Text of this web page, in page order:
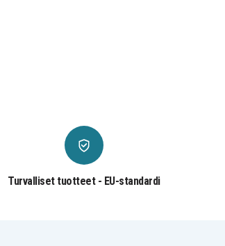
Turvalliset tuotteet - EU-standardi